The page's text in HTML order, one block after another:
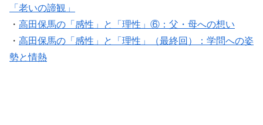
「老いの諦観」
・ 高田保馬の「感性」と「理性」⑥：父・母への想い
・ 高田保馬の「感性」と「理性」（最終回）：学問への姿
勢と情熱